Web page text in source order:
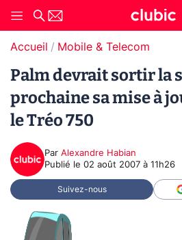
Accueil Mobile & Telecom
Palm devrait sortir la
prochaine sa mise à
le Tréo 750
Par Alexandre Habian
Publié le 02 août 2007 à 11h26
Suivez-nous